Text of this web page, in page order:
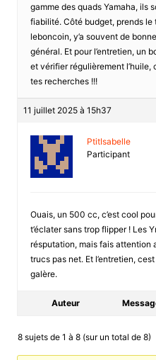
gamme des quads Yamaha, ils
fiabilité. Côté budget, prends le
leboncoin, y’a souvent de
général. Et pour l’entretien, un
et vérifier régulièrement l’huile,
tes recherches !!!
11 juillet 2025 à 15h37
PtitIsabelle
Participant
Ouais, un 500 cc, c’est cool
t’éclater sans trop flipper ! Les
résputation, mais fais attention
trucs pas net. Et l’entretien,
galère.
Auteur
8 sujets de 1 à 8 (sur un total de 8)